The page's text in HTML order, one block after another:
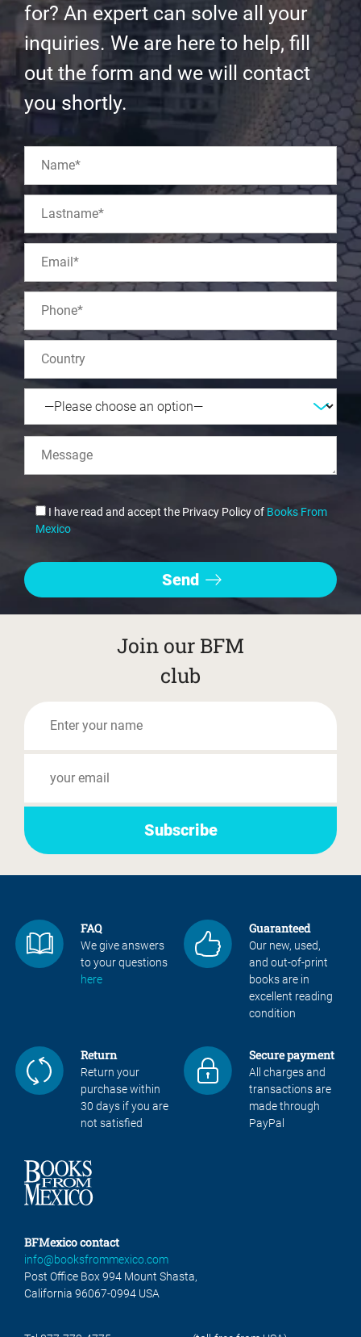
for? An expert can solve all your
inquiries. We are here to help, fill
out the form and we will contact
you shortly.
I have read and accept the Privacy Policy of Books From
Mexico
Join our BFM
club
FAQ
We give answers
to your questions
here
Guaranteed
Our new, used,
and out-of-print
books are in
excellent reading
condition
Return
Return your
purchase within
30 days if you are
not satisfied
Secure payment
All charges and
transactions are
made through
PayPal
BFMexico contact
info@booksfrommexico.com
Post Office Box 994 Mount Shasta,
California 96067-0994 USA